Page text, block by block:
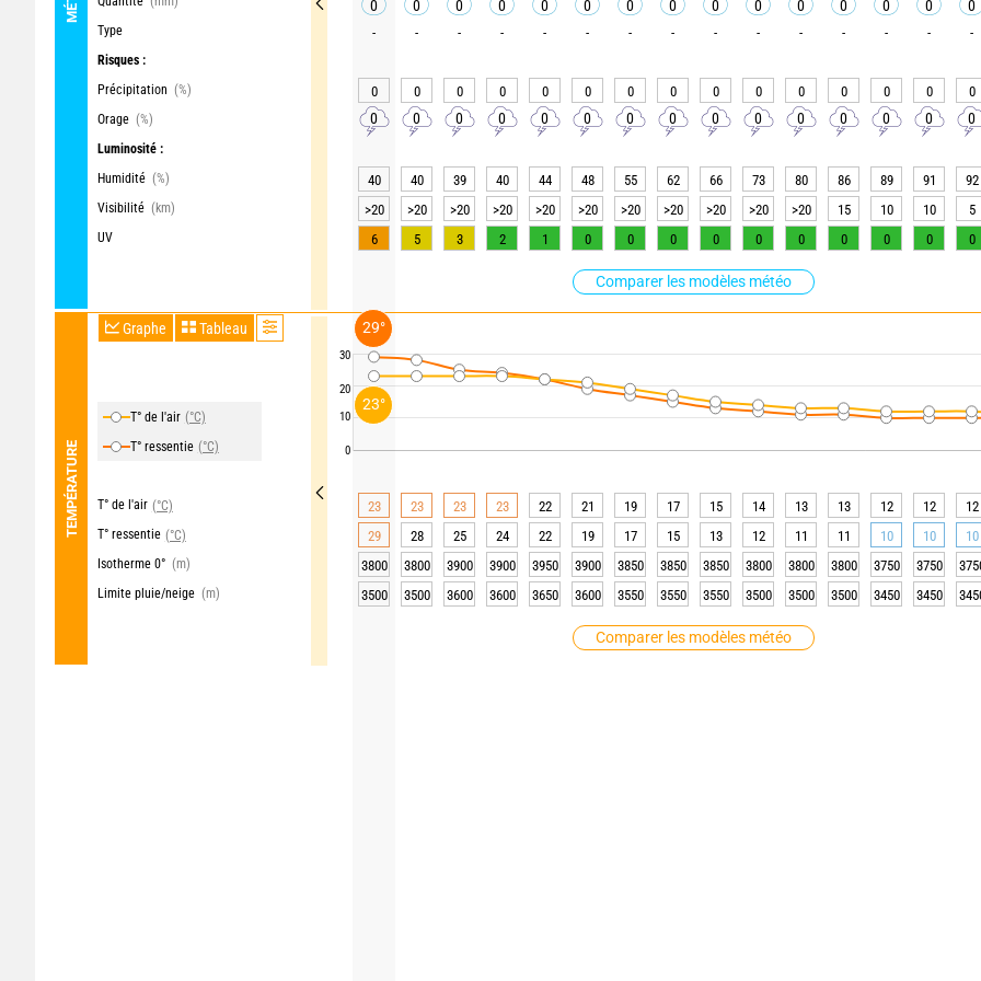
Type
Risques :
Précipitation (%)
Orage (%)
Luminosité :
Humidité (%)
Visibilité (km)
UV
Comparer les modèles météo
TEMPÉRATURE
Graphe Tableau
T° de l'air (°C)
T° ressentie (°C)
T° de l'air (°C)
T° ressentie (°C)
Isotherme 0° (m)
Limite pluie/neige (m)
Comparer les modèles météo
30
20
10
0
0 0 0 0 0 0 0 0 0 0 0 0 0 0 0
- - - - - - - - - - - - - - -
0 0 0 0 0 0 0 0 0 0 0 0 0 0 0
0 0 0 0 0 0 0 0 0 0 0 0 0 0 0
40 40 39 40 44 48 55 62 66 73 80 86 89 91 92
>20
>20 >20 >20 >20 >20 >20 >20 >20 >20 >20 15 10 10 5
6
5 3 2 1 0 0 0 0 0 0 0 0 0 0
23 23 23 23 22 21 19 17 15 14 13 13 12 12 12
29
28 25 24 22 19 17 15 13 12 11 11 10 10 10
3800
3800 3900 3900 3950 3900 3850 3850 3850 3800 3800 3800 3750 3750
3500
3500 3600 3600 3650 3600 3550 3550 3550 3500 3500 3500 3450 3450
23°
29°